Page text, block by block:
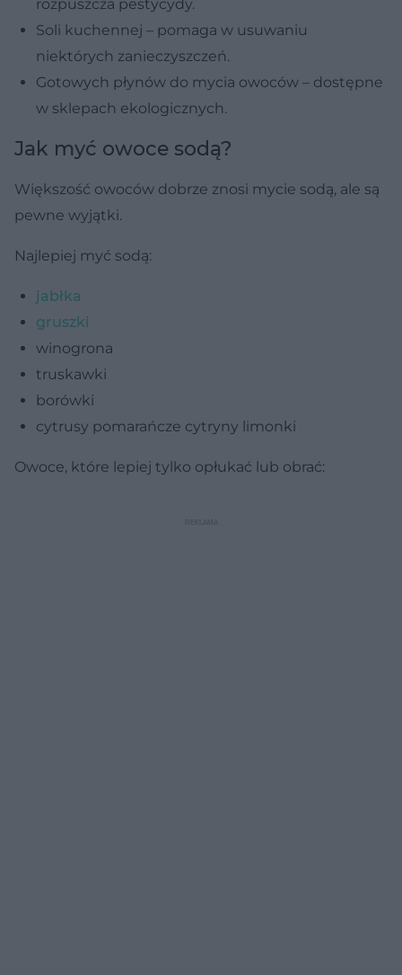
rozpuszcza pestycydy.
Soli kuchennej – pomaga w usuwaniu
niektórych zanieczyszczeń.
Gotowych płynów do mycia owoców – dostępne
w sklepach ekologicznych.
Jak myć owoce sodą?
Większość owoców dobrze znosi mycie sodą, ale są
pewne wyjątki.
Najlepiej myć sodą:
jabłka
gruszki
winogrona
truskawki
borówki
cytrusy pomarańcze cytryny limonki
Owoce, które lepiej tylko opłukać lub obrać: